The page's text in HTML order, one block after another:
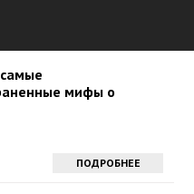
мифы о
ПОДРОБНЕЕ